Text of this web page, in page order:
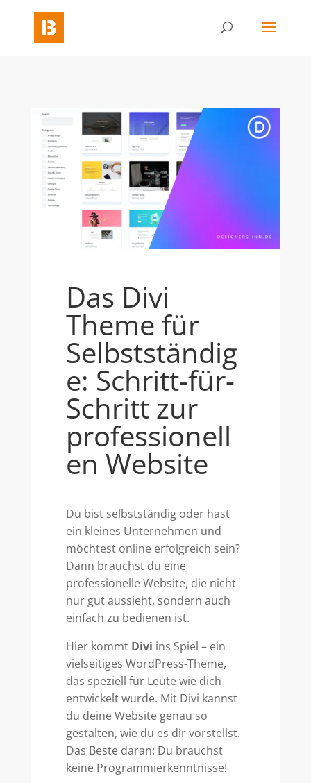
Das Divi
Theme für
Selbstständig
e: Schritt-für-
Schritt zur
professionell
en Website
Du bist selbstständig oder hast
ein kleines Unternehmen und
möchtest online erfolgreich sein?
Dann brauchst du eine
professionelle Website, die nicht
nur gut aussieht, sondern auch
einfach zu bedienen ist.
Hier kommt Divi ins Spiel – ein
vielseitiges WordPress-Theme,
das speziell für Leute wie dich
entwickelt wurde. Mit Divi kannst
du deine Website genau so
gestalten, wie du es dir vorstellst.
Das Beste daran: Du brauchst
keine Programmierkenntnisse!